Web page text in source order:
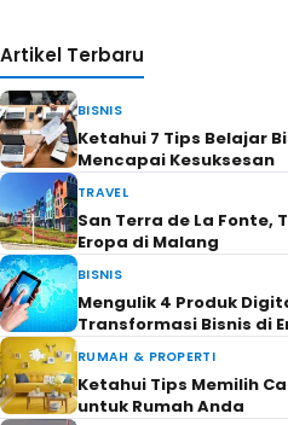
Artikel Terbaru
BISNIS
Ketahui 7 Tips Belajar
Mencapai Kesuksesan
TRAVEL
San Terra de La Fonte,
Eropa di Malang
BISNIS
Mengulik 4 Produk
Transformasi Bisnis di
RUMAH & PROPERTI
Ketahui Tips Memilih
untuk Rumah Anda